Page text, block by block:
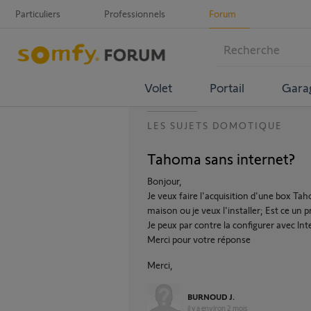
Particuliers Professionnels Forum
Volet Portail
LES SUJETS DOMOTIQUE
Tahoma sans internet?
Bonjour,
Je veux faire l'acquisition d'une box
maison ou je veux l'installer; Est ce un
Je peux par contre la configurer avec
Merci pour votre réponse
Merci,
BURNOUD J.
il y a environ 2 mois